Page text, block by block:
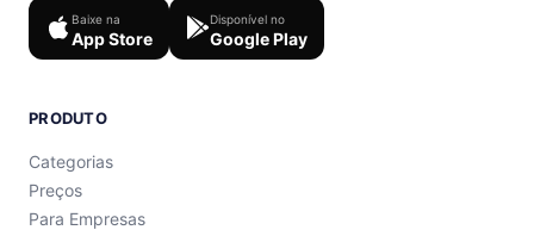
Baixe na
App Store
Disponível no
Google Play
PRODUTO
Categorias
Preços
Para Empresas